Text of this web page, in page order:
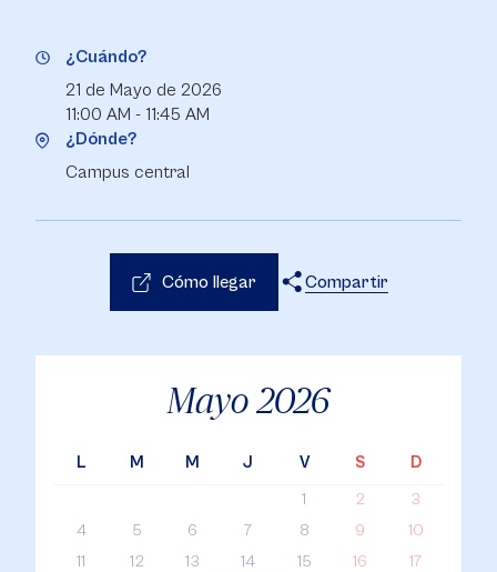
Mayo 2026
L M M J V S
D
1
2
3
4
5 6 7 8 9
10
11
12 13 14 15 16
17
¿Cuándo?
21 de Mayo de 2026
11:00 AM - 11:45 AM
¿Dónde?
Campus central
Cómo llegar
Compartir